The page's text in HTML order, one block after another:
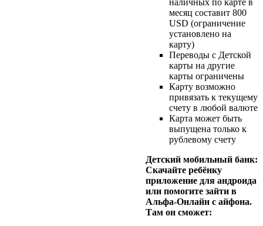
месяц составит 800
USD (ограничение
установлено на
карту)
Переводы с Детской
карты на другие
карты ограничены
Карту возможно
привязать к текущему
счету в любой валюте
Карта может быть
выпущена только к
рублевому счету
Детский мобильный банк:
Скачайте ребёнку
приложение для андроида
или помогите зайти в
Альфа-Онлайн с айфона.
Там он сможет: